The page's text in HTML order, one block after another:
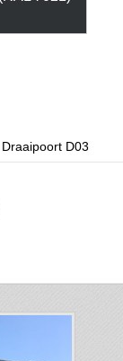
Draaipoort D03